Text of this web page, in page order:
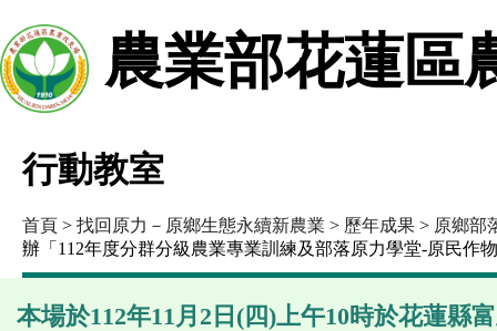
農業部花蓮區
行動教室
首頁 > 找回原力－原鄉生態永續新農業 > 歷年成果 > 原鄉部
辦「112年度分群分級農業專業訓練及部落原力學堂-原民作
本場於112年11月2日(四)上午10時於花蓮縣